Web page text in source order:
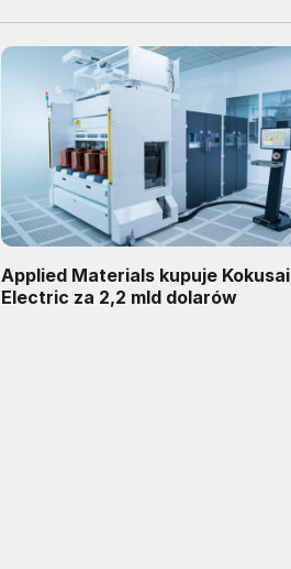
Applied Materials kupuje Kokusai
Electric za 2,2 mld dolarów